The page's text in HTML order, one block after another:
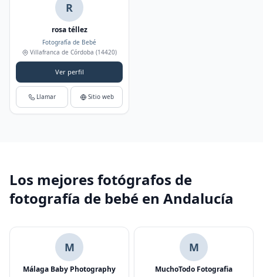
R
rosa téllez
Fotografía de Bebé
Villafranca de Córdoba (14420)
Ver perfil
Llamar Sitio web
Los mejores fotógrafos de
fotografía de bebé en Andalucía
M
Málaga Baby Photography
M
MuchoTodo Fotografia